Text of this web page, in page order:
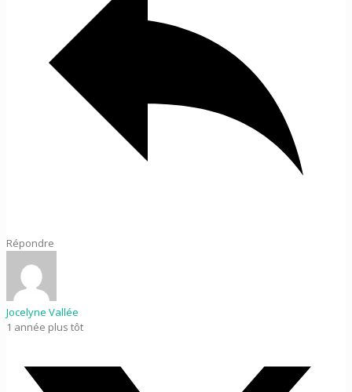
Répondre
Jocelyne Vallée
1 année plus tôt